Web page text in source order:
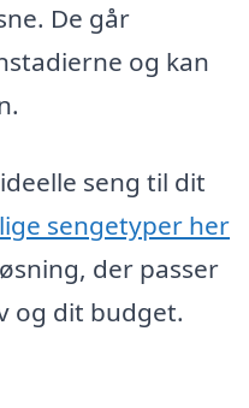
De går
og kan
seng til dit
sengetyper her
der passer
og dit budget.